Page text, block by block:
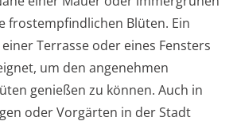
frostempfindlichen Blüten. Ein
Terrasse oder eines Fensters
um den angenehmen
genießen zu können. Auch in
oder Vorgärten in der Stadt